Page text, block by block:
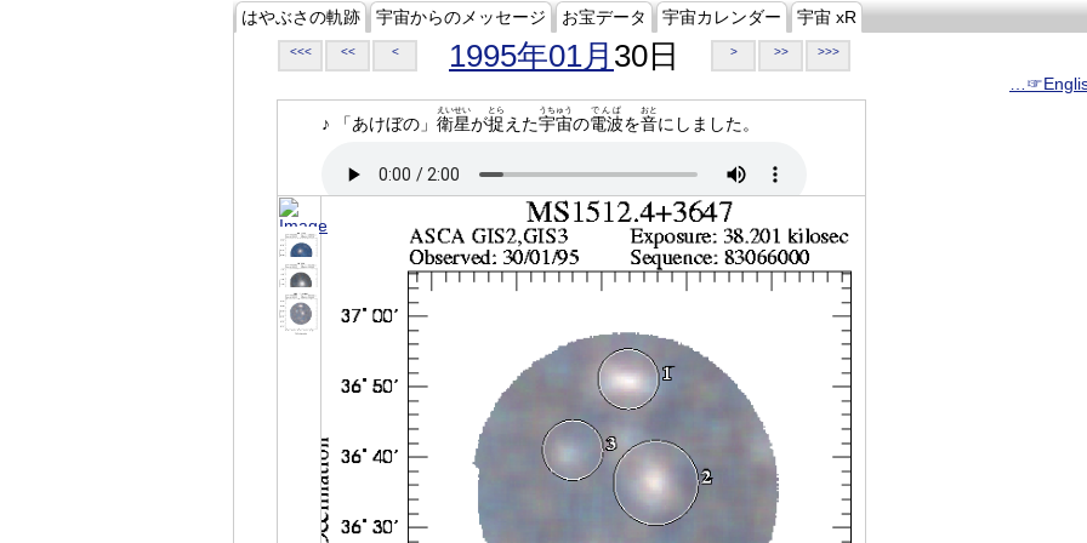
はやぶさの軌跡 宇宙からのメッセージ お宝データ 宇宙カレンダー 宇宙 xR
<<< << < 1995年01月 30日 > >> >>>
♪ 「あけぼの」 衛星
えいせい
が捉
とら
えた宇宙
うちゅう
の電波
でんぱ
を音
おと
にしました。